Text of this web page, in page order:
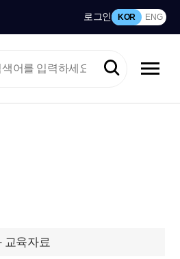
로그인 KOR ENG
교육자료